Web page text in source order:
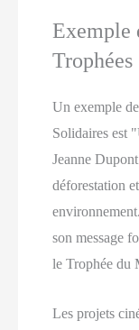
Exemple
Un exemple
Solidaires est
Jeanne
déforestation
son message
le Trophée du
Les projets